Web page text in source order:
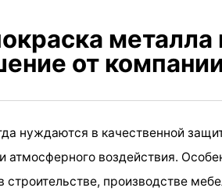
металла
от
нуждаются в качественной
воздействия.
производстве